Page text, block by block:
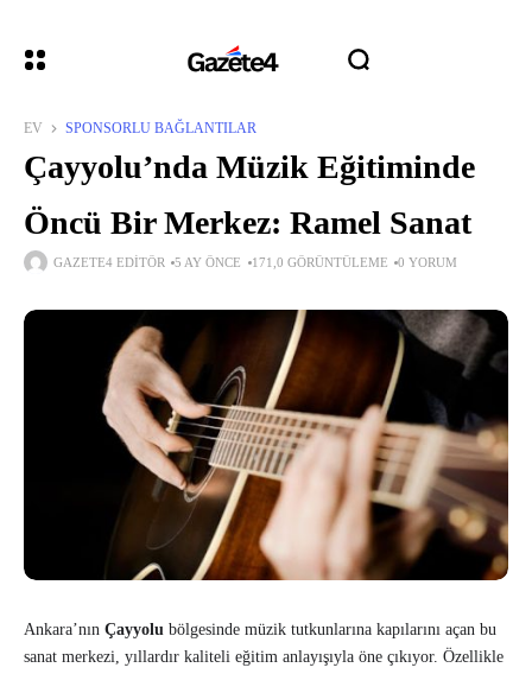
EV SPONSORLU BAĞLANTILAR
Çayyolu’nda Müzik Eğitiminde
Öncü Bir Merkez: Ramel Sanat
GAZETE4 EDITÖR 5 AY ÖNCE 171,0 GÖRÜNTÜLEME 0 YORUM
Ankara’nın Çayyolu bölgesinde müzik tutkunlarına kapılarını açan bu
sanat merkezi, yıllardır kaliteli eğitim anlayışıyla öne çıkıyor. Özellikle